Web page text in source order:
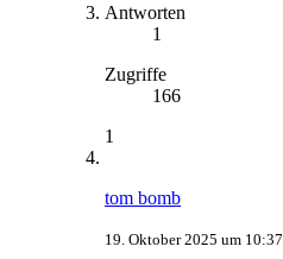
Antworten
1
Zugriffe
166
1
tom bomb
19. Oktober 2025 um 10:37